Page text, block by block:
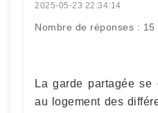
2025-05-23 22:34:14
Nombre de réponses : 15
La garde partagée se
au logement des